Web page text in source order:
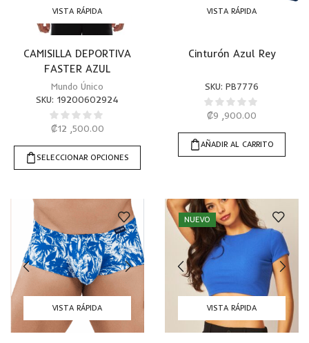
VISTA RÁPIDA
CAMISILLA DEPORTIVA
FASTER AZUL
Mundo Único
SKU: 19200602924
₡12 ,500.00
SELECCIONAR OPCIONES
VISTA RÁPIDA
Cinturón Azul Rey
SKU: PB7776
₡9 ,900.00
AÑADIR AL CARRITO
VISTA RÁPIDA
NUEVO
VISTA RÁPIDA